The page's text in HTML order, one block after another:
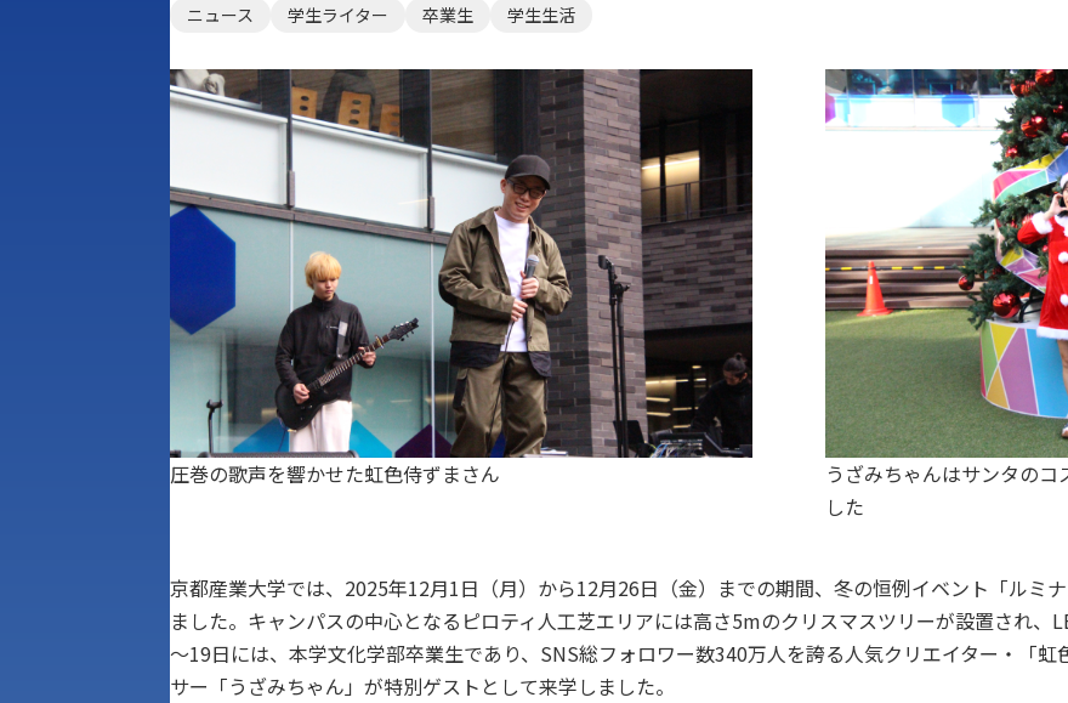
ニュース 学生ライター 卒業生 学生生活
圧巻の歌声を響かせた虹色侍ずまさん
うざみちゃんはサンタの
した
京都産業大学では、2025年12月1日（月）から12月26日（金）までの期間、冬の恒例イベント「ルミ
ました。キャンパスの中心となるピロティ人工芝エリアには高さ5mのクリスマスツリーが設置され、
～19日には、本学文化学部卒業生であり、SNS総フォロワー数340万人を誇る人気クリエイター・「
サー「うざみちゃん」が特別ゲストとして来学しました。